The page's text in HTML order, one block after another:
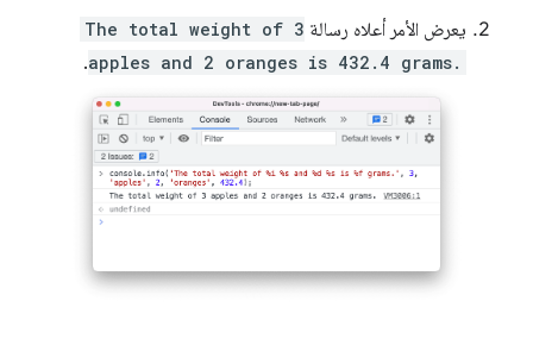
يعرض الأمر أعلاه رسالة The total weight of 3
apples and 2 oranges is 432.4 grams.
.